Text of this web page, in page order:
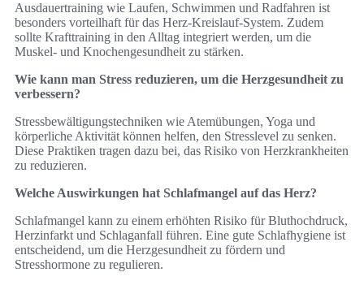
Ausdauertraining wie Laufen, Schwimmen und Radfahren ist
besonders vorteilhaft für das Herz-Kreislauf-System. Zudem
sollte Krafttraining in den Alltag integriert werden, um die
Muskel- und Knochengesundheit zu stärken.
Wie kann man Stress reduzieren, um die Herzgesundheit zu
verbessern?
Stressbewältigungstechniken wie Atemübungen, Yoga und
körperliche Aktivität können helfen, den Stresslevel zu senken.
Diese Praktiken tragen dazu bei, das Risiko von Herzkrankheiten
zu reduzieren.
Welche Auswirkungen hat Schlafmangel auf das Herz?
Schlafmangel kann zu einem erhöhten Risiko für Bluthochdruck,
Herzinfarkt und Schlaganfall führen. Eine gute Schlafhygiene ist
entscheidend, um die Herzgesundheit zu fördern und
Stresshormone zu regulieren.